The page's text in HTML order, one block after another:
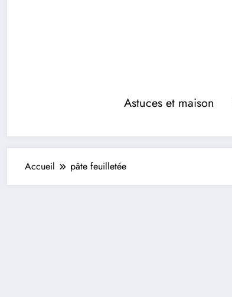
Astuces et maison
Accueil pâte feuilletée